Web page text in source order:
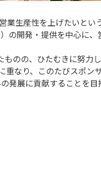
業生産性を上げたいと
の開発・提供を中心に
のの、ひたむきに努力
なり、このたびスポン
発展に貢献することを